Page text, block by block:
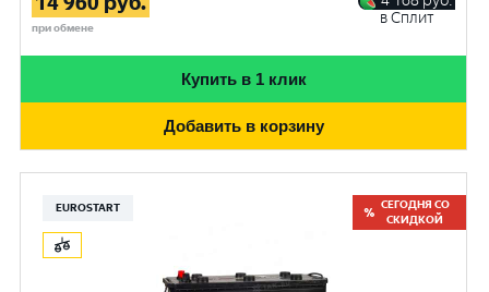
при обмене
в Сплит
Купить в 1 клик
Добавить в корзину
EUROSTART
СЕГОДНЯ СО
СКИДКОЙ